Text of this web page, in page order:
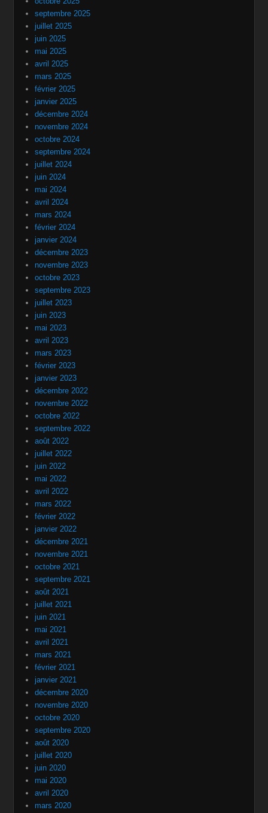
septembre 2025
juillet 2025
juin 2025
mai 2025
avril 2025
mars 2025
février 2025
janvier 2025
décembre 2024
novembre 2024
octobre 2024
septembre 2024
juillet 2024
juin 2024
mai 2024
avril 2024
mars 2024
février 2024
janvier 2024
décembre 2023
novembre 2023
octobre 2023
septembre 2023
juillet 2023
juin 2023
mai 2023
avril 2023
mars 2023
février 2023
janvier 2023
décembre 2022
novembre 2022
octobre 2022
septembre 2022
août 2022
juillet 2022
juin 2022
mai 2022
avril 2022
mars 2022
février 2022
janvier 2022
décembre 2021
novembre 2021
octobre 2021
septembre 2021
août 2021
juillet 2021
juin 2021
mai 2021
avril 2021
mars 2021
février 2021
janvier 2021
décembre 2020
novembre 2020
octobre 2020
septembre 2020
août 2020
juillet 2020
juin 2020
mai 2020
avril 2020
mars 2020